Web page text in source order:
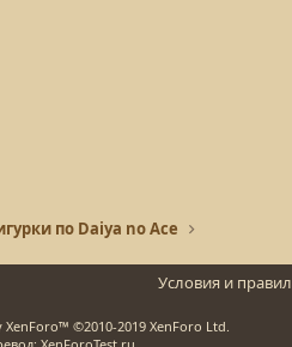
по Daiya no Ace
Условия и
XenForo™ ©2010-2019 XenForo Ltd.